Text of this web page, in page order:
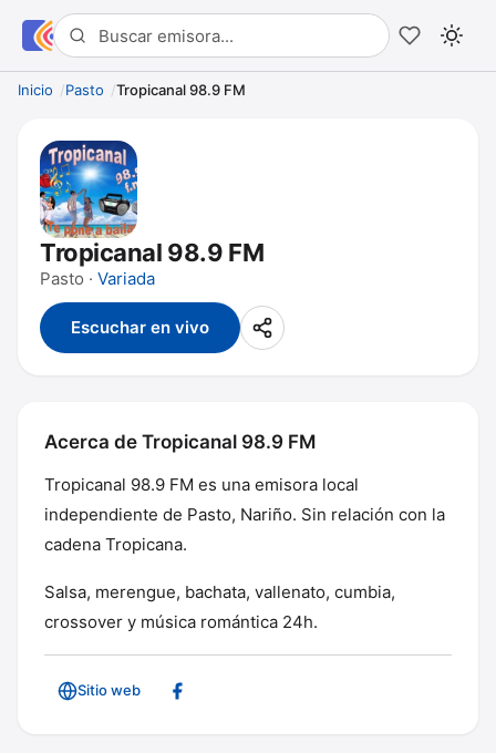
Inicio Pasto Tropicanal 98.9 FM
Tropicanal 98.9 FM
Pasto · Variada
Escuchar en vivo
Acerca de Tropicanal 98.9 FM
Tropicanal 98.9 FM es una emisora local
independiente de Pasto, Nariño. Sin relación con la
cadena Tropicana.
Salsa, merengue, bachata, vallenato, cumbia,
crossover y música romántica 24h.
Sitio web